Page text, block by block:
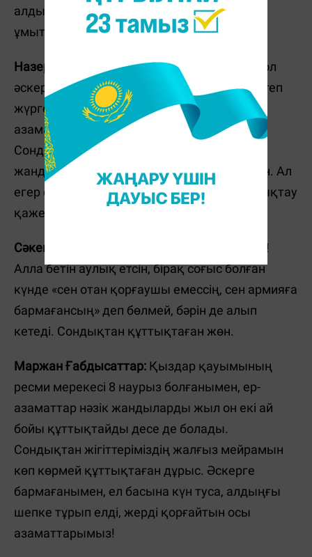
алдында өз борыштарын өтегендігін
ұмытпағанымыз жөн.
Назерке Дулат: Отан қорғаушылар күні — ол
әскерде әскери борышын өтеген немесе өтеп
жүрген, сонда қызмет етіп жүрген ер
азаматтар мен әйелдердің мерекесі.
Сондықтан бұл күні әскерге қатысы бар
жандардың барлығын да құттықтаған жөн. Ал
егер ол әскерге бармаған болса, оны құттықтау
қажеті жоқ деп ойлаймын.
Сәкен Шынболатов:
Неге құттықтамасқа?!
Алла бетін аулық етсін, бірақ соғыс болған
күнде «сен отан қорғаушы емессің, сен армияға
бармағансың» деп бөлмей, бәрін де алып
кетеді. Сондықтан құттықтаған жөн.
Маржан Ғабдысаттар: Қыздар қауымының
ресми мерекесі 8 наурыз болғанымен, ер-
азаматтар нәзік жандыларды жыл он екі ай
бойы құттықтайды десе де болады.
Сондықтан жігіттеріміздің жалғыз мейрамын
көп көрмей құттықтаған дұрыс. Әскерге
бармағанымен, ел басына күн туса, алдыңғы
шепке тұрып елді, жерді қорғайтын осы
азаматтарымыз!